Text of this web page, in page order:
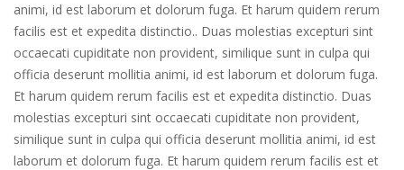
animi, id est laborum et dolorum fuga. Et harum quidem rerum
facilis est et expedita distinctio.. Duas molestias excepturi sint
occaecati cupiditate non provident, similique sunt in culpa qui
officia deserunt mollitia animi, id est laborum et dolorum fuga.
Et harum quidem rerum facilis est et expedita distinctio. Duas
molestias excepturi sint occaecati cupiditate non provident,
similique sunt in culpa qui officia deserunt mollitia animi, id est
laborum et dolorum fuga. Et harum quidem rerum facilis est et